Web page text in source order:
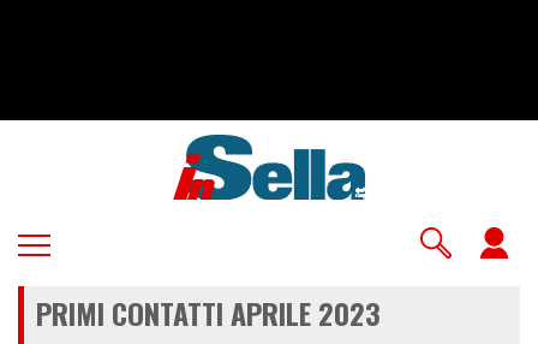
PRIMI CONTATTI APRILE 2023